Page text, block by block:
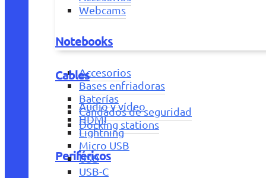
Webcams
Notebooks
Accesorios
Bases enfriadoras
Baterías
Candados de seguridad
Docking stations
Periféricos
Cables
Audio y vídeo
HDMI
Lightning
Micro USB
USB
USB-C